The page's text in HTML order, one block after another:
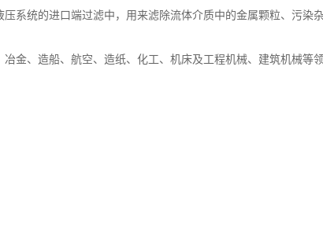
系统的进口端过滤中，用来滤除流体介质中的金属颗粒、污染
金、造船、航空、造纸、化工、机床及工程机械、建筑机械等领